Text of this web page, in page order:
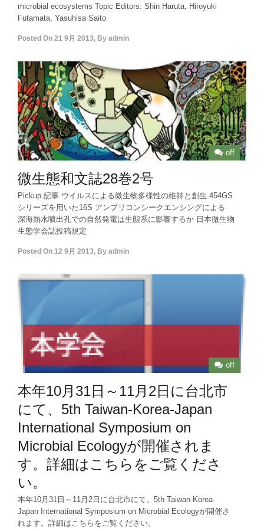
microbial ecosystems Topic Editors: Shin Haruta, Hiroyuki
Futamata, Yasuhisa Saito
Posted On 21 9月 2013, By admin
off
微生態和文誌28巻2号
Pickup 記事 ウイルスによる微生物多様性の維持と創生 454GS
シリーズを用いた16S アンプリコンシークエンシングによる
深海熱水噴出孔での自然発電は生態系に影響するか 日本微生物
生態学会誌投稿規定
Posted On 12 9月 2013, By admin
off
本年10月31日～11月2日に台北市
にて、5th Taiwan-Korea-Japan
International Symposium on
Microbial Ecologyが開催されま
す。詳細はこちらをご覧くださ
い。
本年10月31日～11月2日に台北市にて、5th Taiwan-Korea-
Japan International Symposium on Microbial Ecologyが開催さ
れます。詳細はこちらをご覧ください。